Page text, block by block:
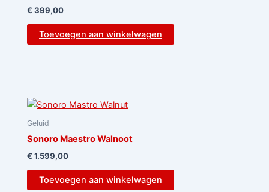
€ 399,00
Toevoegen aan winkelwagen
Geluid
Sonoro Maestro Walnoot
€ 1.599,00
Toevoegen aan winkelwagen